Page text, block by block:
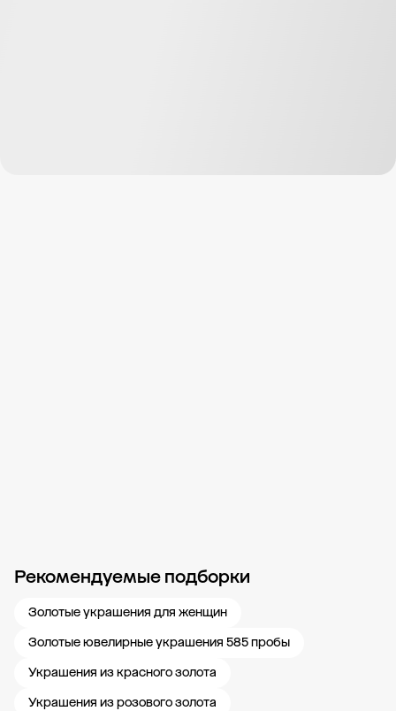
Рекомендуемые подборки
Золотые украшения для женщин
Золотые ювелирные украшения 585 пробы
Украшения из красного золота
Украшения из розового золота
Новости компании Журнал ЗОЛОТОЙ Блог